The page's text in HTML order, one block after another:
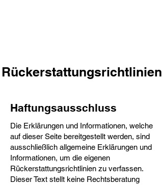
Rückerstattungsrichtlinien
Haftungsausschluss
Die Erklärungen und Informationen, welche
auf dieser Seite bereitgestellt werden, sind
ausschließlich allgemeine Erklärungen und
Informationen, um die eigenen
Rückerstattungsrichtlinien zu verfassen.
Dieser Text stellt keine Rechtsberatung